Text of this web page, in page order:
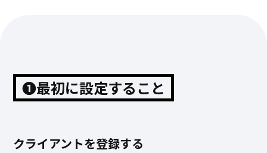
❶最初に設定すること
クライアントを登録する